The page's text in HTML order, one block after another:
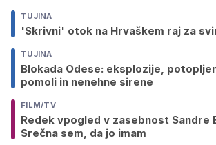
TUJINA
'Skrivni' otok na Hrvaškem raj za
TUJINA
Blokada Odese: eksplozije,
pomoli in nenehne sirene
FILM/TV
Redek vpogled v zasebnost Sandre
Srečna sem, da jo imam